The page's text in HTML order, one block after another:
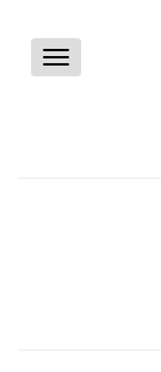
Toggle